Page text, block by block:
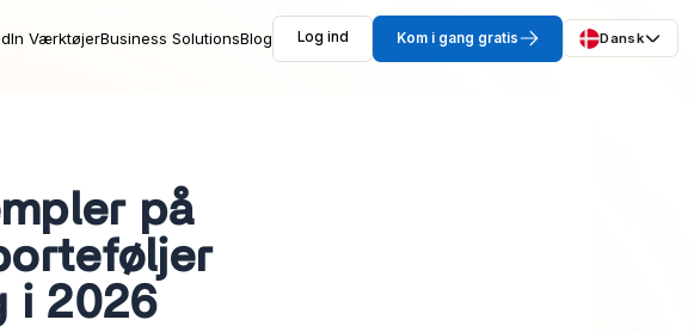
VærktøjerBusiness SolutionsBlog Log ind Kom i gang gratis Dansk
på
i 2026